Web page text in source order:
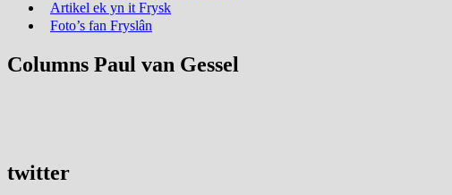
Artikel ek yn it Frysk
Foto’s fan Fryslân
Columns Paul van Gessel
twitter